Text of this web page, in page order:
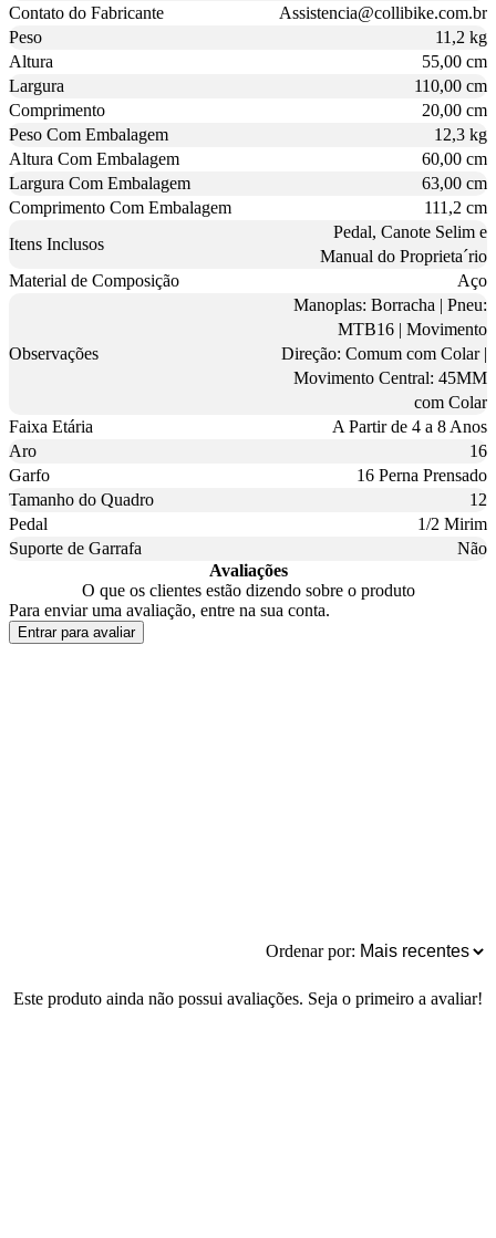
Contato do Fabricante
Assistencia@collibike.com.br
Peso
11,2 kg
Altura
55,00 cm
Largura
110,00 cm
Comprimento
20,00 cm
Peso Com Embalagem
12,3 kg
Altura Com Embalagem
60,00 cm
Largura Com Embalagem
63,00 cm
Comprimento Com Embalagem
111,2 cm
Itens Inclusos
Pedal, Canote Selim e
Manual do Proprieta´rio
Material de Composição
Aço
Observações
Manoplas: Borracha | Pneu:
MTB16 | Movimento
Direção: Comum com Colar |
Movimento Central: 45MM
com Colar
Faixa Etária
A Partir de 4 a 8 Anos
Aro
16
Garfo
16 Perna Prensado
Tamanho do Quadro
12
Pedal
1/2 Mirim
Suporte de Garrafa
Não
Avaliações
O que os clientes estão dizendo sobre o produto
Para enviar uma avaliação, entre na sua conta.
Entrar para avaliar
Ordenar por:
Este produto ainda não possui avaliações. Seja o primeiro a avaliar!